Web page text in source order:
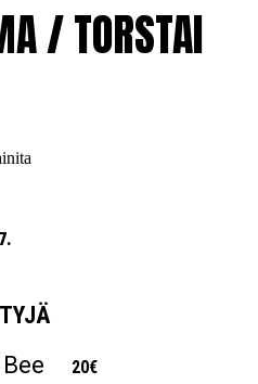
/ TORSTAI
20€